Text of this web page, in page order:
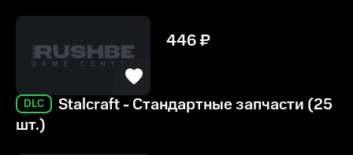
446₽
DLC
Stalcraft - Стандартные запчасти (25
шт.)